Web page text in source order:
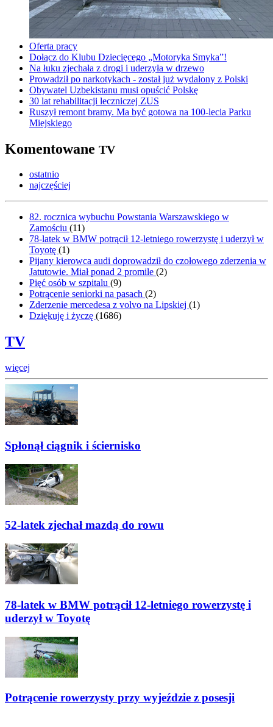
Oferta pracy
Dołącz do Klubu Dziecięcego „Motoryka Smyka”!
Na łuku zjechała z drogi i uderzyła w drzewo
Prowadził po narkotykach - został już wydalony z Polski
Obywatel Uzbekistanu musi opuścić Polskę
30 lat rehabilitacji leczniczej ZUS
Ruszył remont bramy. Ma być gotowa na 100-lecia Parku
Miejskiego
Komentowane TV
ostatnio
najczęściej
82. rocznica wybuchu Powstania Warszawskiego w
Zamościu (11)
78-latek w BMW potrącił 12-letniego rowerzystę i uderzył w
Toyotę (1)
Pijany kierowca audi doprowadził do czołowego zderzenia w
Jatutowie. Miał ponad 2 promile (2)
Pięć osób w szpitalu (9)
Potrącenie seniorki na pasach (2)
Zderzenie mercedesa z volvo na Lipskiej (1)
Dziękuję i życzę (1686)
TV
więcej
Spłonął ciągnik i ściernisko
52-latek zjechał mazdą do rowu
78-latek w BMW potrącił 12-letniego rowerzystę i
uderzył w Toyotę
Potrącenie rowerzysty przy wyjeździe z posesji